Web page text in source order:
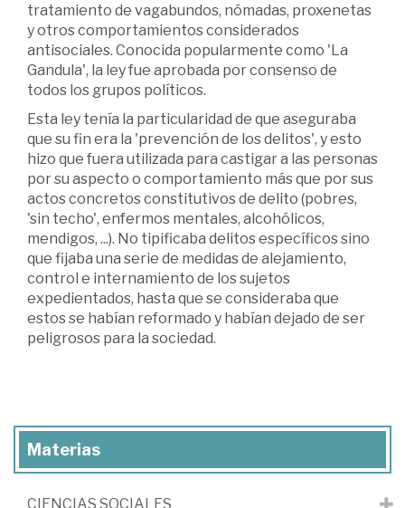
tratamiento de vagabundos, nómadas, proxenetas
y otros comportamientos considerados
antisociales. Conocida popularmente como 'La
Gandula', la ley fue aprobada por consenso de
todos los grupos políticos.
Esta ley tenía la particularidad de que aseguraba
que su fin era la 'prevención de los delitos', y esto
hizo que fuera utilizada para castigar a las personas
por su aspecto o comportamiento más que por sus
actos concretos constitutivos de delito (pobres,
'sin techo', enfermos mentales, alcohólicos,
mendigos, ...). No tipificaba delitos específicos sino
que fijaba una serie de medidas de alejamiento,
control e internamiento de los sujetos
expedientados, hasta que se consideraba que
estos se habían reformado y habían dejado de ser
peligrosos para la sociedad.
Materias
CIENCIAS SOCIALES